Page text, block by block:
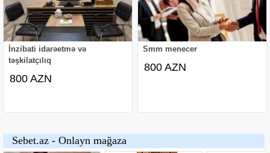
İnzibati idarəetmə və
təşkilatçılıq
800 AZN
Smm menecer
800 AZN